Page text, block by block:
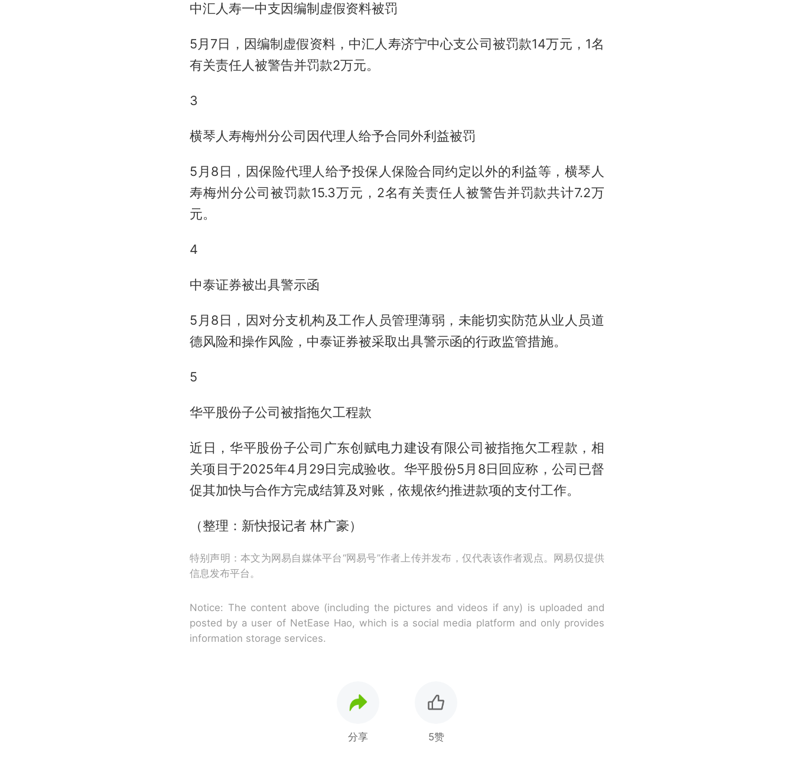
中汇人寿一中支因编制虚假资料被罚
5月7日，因编制虚假资料，中汇人寿济宁中心支公司被罚款14万元，1名
有关责任人被警告并罚款2万元。
3
横琴人寿梅州分公司因代理人给予合同外利益被罚
5月8日，因保险代理人给予投保人保险合同约定以外的利益等，横琴人
寿梅州分公司被罚款15.3万元，2名有关责任人被警告并罚款共计7.2万
元。
4
中泰证券被出具警示函
5月8日，因对分支机构及工作人员管理薄弱，未能切实防范从业人员道
德风险和操作风险，中泰证券被采取出具警示函的行政监管措施。
5
华平股份子公司被指拖欠工程款
近日，华平股份子公司广东创赋电力建设有限公司被指拖欠工程款，相
关项目于2025年4月29日完成验收。华平股份5月8日回应称，公司已督
促其加快与合作方完成结算及对账，依规依约推进款项的支付工作。
（整理：新快报记者 林广豪）
特别声明：本文为网易自媒体平台“网易号”作者上传并发布，仅代表该作者观点。网易仅提供
信息发布平台。
Notice: The content above (including the pictures and videos if any) is uploaded and
posted by a user of NetEase Hao, which is a social media platform and only provides
information storage services.
分享 5赞